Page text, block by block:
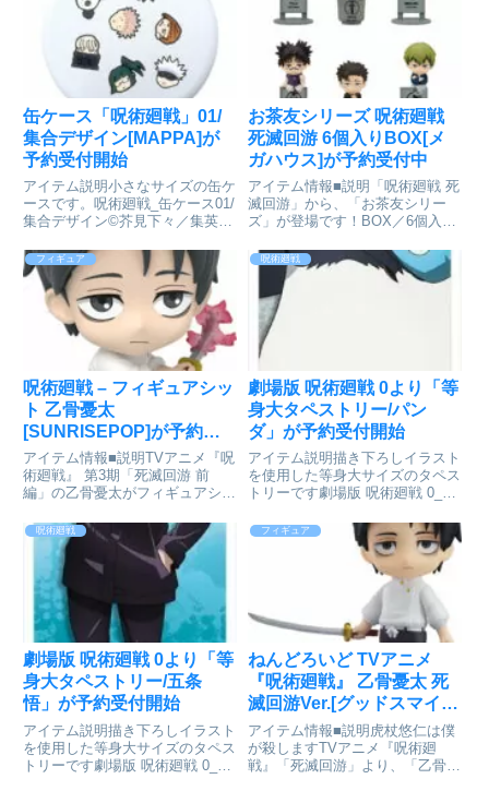
缶ケース「呪術廻戦」01/
集合デザイン[MAPPA]が
予約受付開始
アイテム説明小さなサイズの缶ケ
ースです。呪術廻戦_缶ケース01/
集合デザイン©芥見下々／集英
で探す
お茶友シリーズ 呪術廻戦
死滅回游 6個入りBOX[メ
ガハウス]が予約受付中
アイテム情報■説明「呪術廻戦 死
滅回游」から、「お茶友シリー
ズ」が登場です！BOX／6個入り
ズ【BOX／6個入り】©芥見下々
／集英社・呪術廻戦製作委員会通
販サイトで検索する
フィギュア
呪術廻戦 – フィギュアシッ
ト 乙骨憂太
[SUNRISEPOP]が予約受
付中
アイテム情報■説明TVアニメ『呪
術廻戦』 第3期「死滅回游 前
編」の乙骨憂太がフィギュアシッ
たフィギュアシットを是非お手元
にお迎えください！※「呪術廻戦
- フィギュアシット 虎杖悠二」
（別売り）とあわせて飾ろ...
呪術廻戦
劇場版 呪術廻戦 0より「等
身大タペストリー/パン
ダ」が予約受付開始
アイテム説明描き下ろしイラスト
を使用した等身大サイズのタペス
トリーです劇場版 呪術廻戦 0_等
2021「劇場版 呪術廻戦 0」製作
委員会 ©芥見下々／集英社
呪術廻戦
劇場版 呪術廻戦 0より「等
身大タペストリー/五条
悟」が予約受付開始
アイテム説明描き下ろしイラスト
を使用した等身大サイズのタペス
トリーです劇場版 呪術廻戦 0_等
フィギュア
ねんどろいど TVアニメ
『呪術廻戦』 乙骨憂太 死
滅回游Ver.[グッドスマイル
カンパニー]が予約受付開
始
アイテム情報■説明虎杖悠仁は僕
が殺しますTVアニメ『呪術廻
戦』「死滅回游」より、「乙骨憂